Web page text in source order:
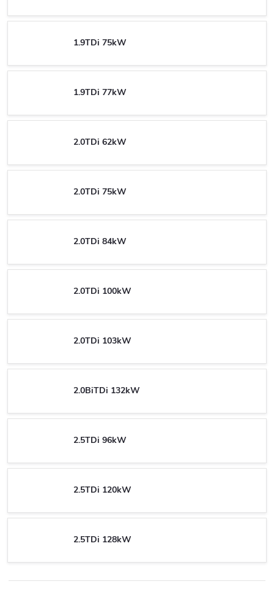
1.9TDi 75kW
1.9TDi 77kW
2.0TDi 62kW
2.0TDi 75kW
2.0TDi 84kW
2.0TDi 100kW
2.0TDi 103kW
2.0BiTDi 132kW
2.5TDi 96kW
2.5TDi 120kW
2.5TDi 128kW